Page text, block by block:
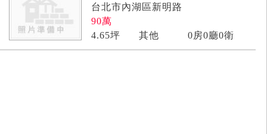
台北市內湖區新明路
90萬
4.65坪 其他 0房0廳0衛